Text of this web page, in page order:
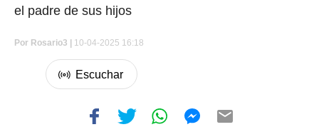
el padre de sus hijos
Por Rosario3 | 10-04-2025 16:18